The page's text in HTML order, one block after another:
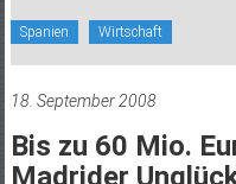
Spanien Wirtschaft
18. September 2008
Bis zu 60 Mio.